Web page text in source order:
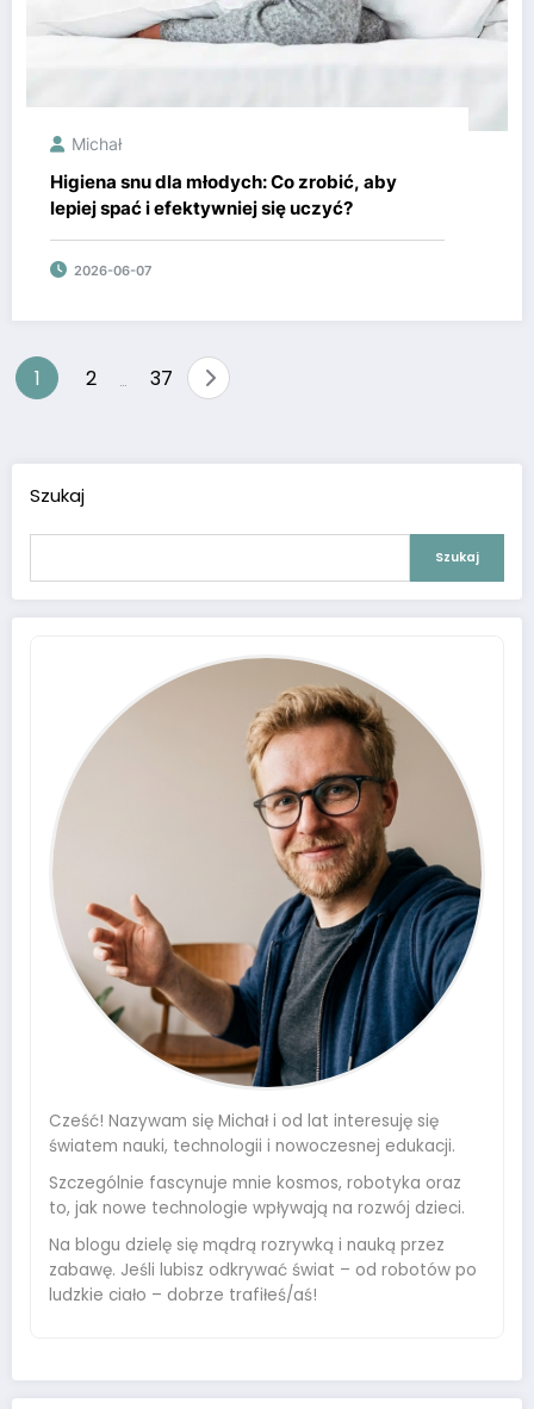
Michał
Higiena snu dla młodych: Co zrobić, aby
lepiej spać i efektywniej się uczyć?
2026-06-07
Stronicowanie
1 2 37
Szukaj
Szukaj
Cześć! Nazywam się Michał i od lat interesuję się
światem nauki, technologii i nowoczesnej edukacji.
Szczególnie fascynuje mnie kosmos, robotyka oraz
to, jak nowe technologie wpływają na rozwój dzieci.
Na blogu dzielę się mądrą rozrywką i nauką przez
zabawę. Jeśli lubisz odkrywać świat – od robotów po
ludzkie ciało – dobrze trafiłeś/aś!